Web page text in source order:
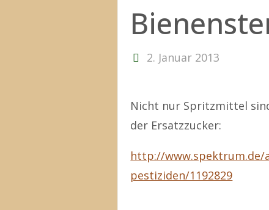
2. Januar 2013
Nicht nur Spritzmittel
der Ersatzzucker:
http://www.spektrum.de/
pestiziden/1192829